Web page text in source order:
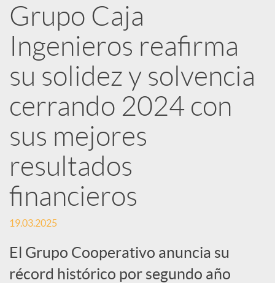
e
d
e
s
S
o
c
Grupo Caja
Ingenieros reafirma
su solidez y solvencia
cerrando 2024 con
sus mejores
resultados
financieros
19.03.2025
El Grupo Cooperativo anuncia su
récord histórico por segundo año